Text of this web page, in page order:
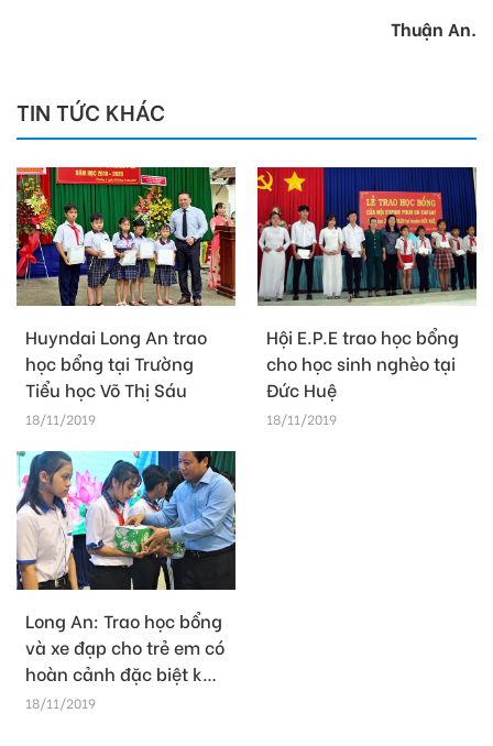
Thuận An.
TIN TỨC KHÁC
Huyndai Long An trao
học bổng tại Trường
Tiểu học Võ Thị Sáu
18/11/2019
Hội E.P.E trao học bổng
cho học sinh nghèo tại
Đức Huệ
18/11/2019
Long An: Trao học bổng
và xe đạp cho trẻ em có
hoàn cảnh đặc biệt khó
khăn
18/11/2019